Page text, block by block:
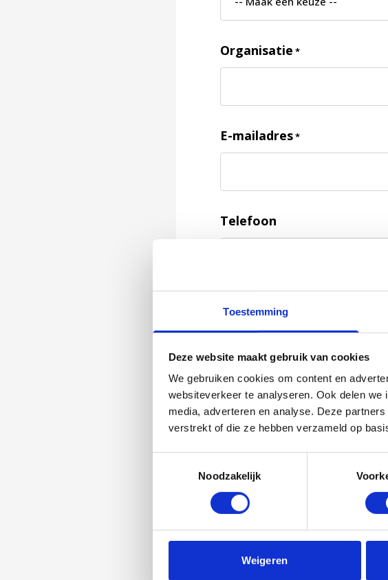
Toestemming
Deze website maakt gebruik van cookies
We gebruiken cookies om content en
websiteverkeer te analyseren. Ook delen
media, adverteren en analyse. Deze
verstrekt of die ze hebben verzameld op
Noodzakelijk
Weigeren
Organisatie *
E-mailadres*
Telefoon
Feedback*
Jouw feedback wordt verwerkt